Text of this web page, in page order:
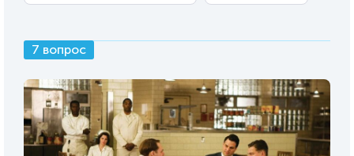
7 вопрос